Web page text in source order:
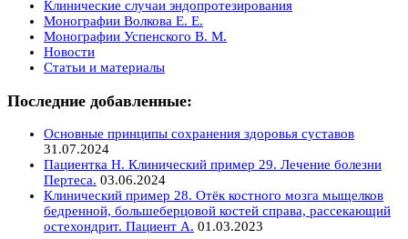
Клинические случаи эндопротезирования
Монографии Волкова Е. Е.
Монографии Успенского В. М.
Новости
Статьи и материалы
Последние добавленные:
Основные принципы сохранения здоровья суставов
31.07.2024
Пациентка Н. Клинический пример 29. Лечение болезни
Пертеса. 03.06.2024
Клинический пример 28. Отёк костного мозга мыщелков
бедренной, большеберцовой костей справа, рассекающий
остехондрит. Пациент А. 01.03.2023